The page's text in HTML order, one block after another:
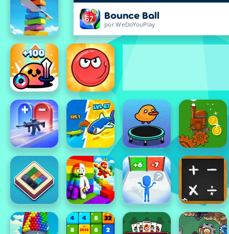
Bounce Ball
por WeDoYouPlay